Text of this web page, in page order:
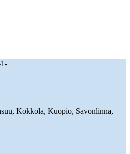
Kokkola, Kuopio, Savonlinna,